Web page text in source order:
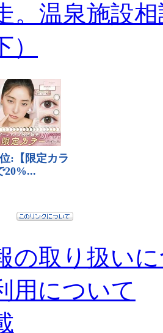
。温泉施設
の取り扱い
用について